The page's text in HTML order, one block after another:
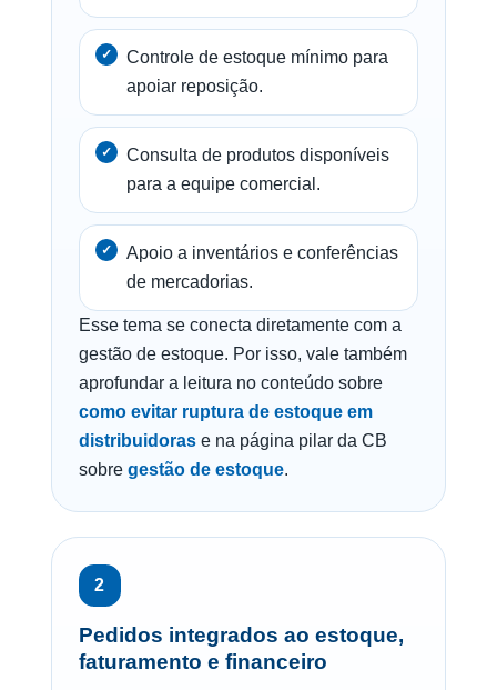
Controle de estoque mínimo para
apoiar reposição.
Consulta de produtos disponíveis
para a equipe comercial.
Apoio a inventários e conferências
de mercadorias.
Esse tema se conecta diretamente com a
gestão de estoque. Por isso, vale também
aprofundar a leitura no conteúdo sobre
como evitar ruptura de estoque em
distribuidorase na página pilar da CB
sobre gestão de estoque.
2
Pedidos integrados ao estoque,
faturamento e financeiro